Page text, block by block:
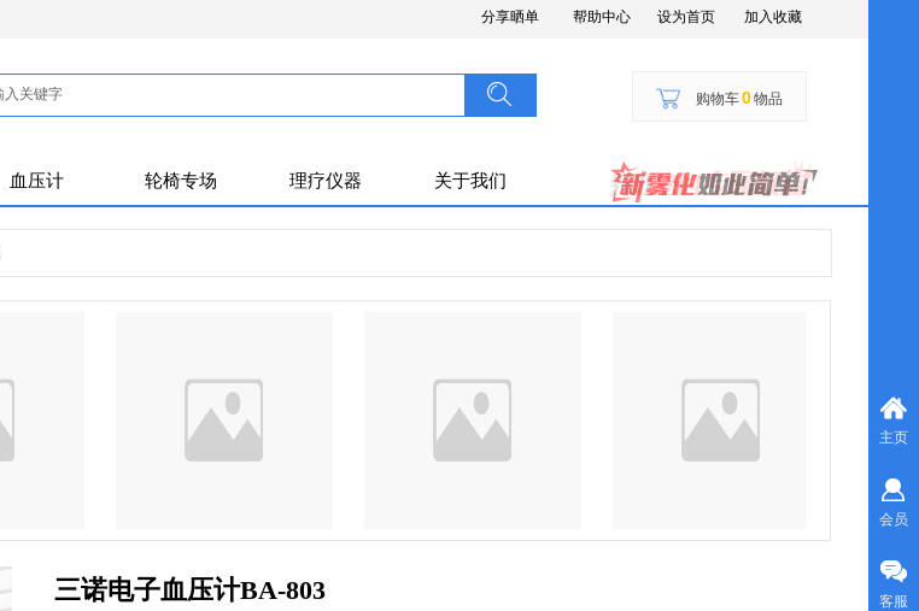
设为首页 加入收藏
分享晒单 帮助中心
搜索
按钮文本 购物车0物品
血压计 轮椅专场 理疗仪器 关于我们
没有文本 没有文本 没有文本
三诺电子血压计BA-803
主页
会员
客服